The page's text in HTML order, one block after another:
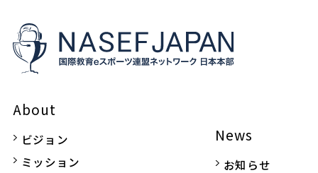
About
ビジョン
ミッション
News
お知らせ